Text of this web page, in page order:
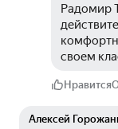
Радомир
своем
Нравится
Алексей